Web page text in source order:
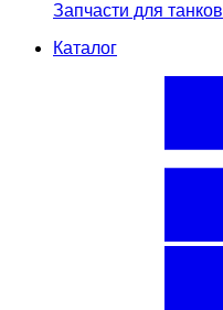
Запчасти для танков
Каталог